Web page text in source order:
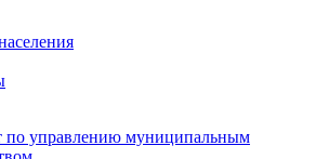
по управлению муниципальным